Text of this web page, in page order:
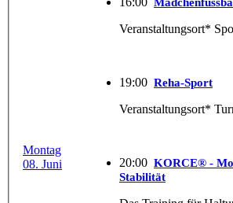
Montag
08. Juni
Veranstaltungsort*
19:00 Reha-Sport
Veranstaltungsort*
20:00 KORCE® -
Stabilität